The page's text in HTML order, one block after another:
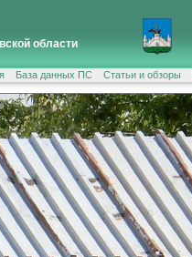
области
База данных ПС Статьи и обзоры